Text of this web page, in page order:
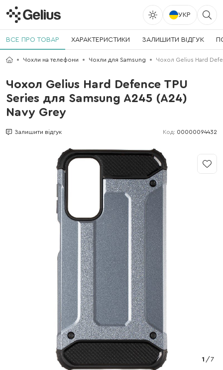
УКР
ВСЕ ПРО ТОВАР ХАРАКТЕРИСТИКИ ЗАЛИШИТИ ВІДГУК
Чохли на телефони Чохли для Samsung Чохол Gelius Hard
Чохол Gelius Hard Defence TPU
Series для Samsung A245 (A24)
Navy Grey
Залишити відгук Код: 00000094432
1 /7